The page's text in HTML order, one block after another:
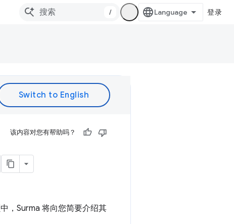
/ 登录
该内容对您有帮助吗？
，Surma 将向您简要介绍其